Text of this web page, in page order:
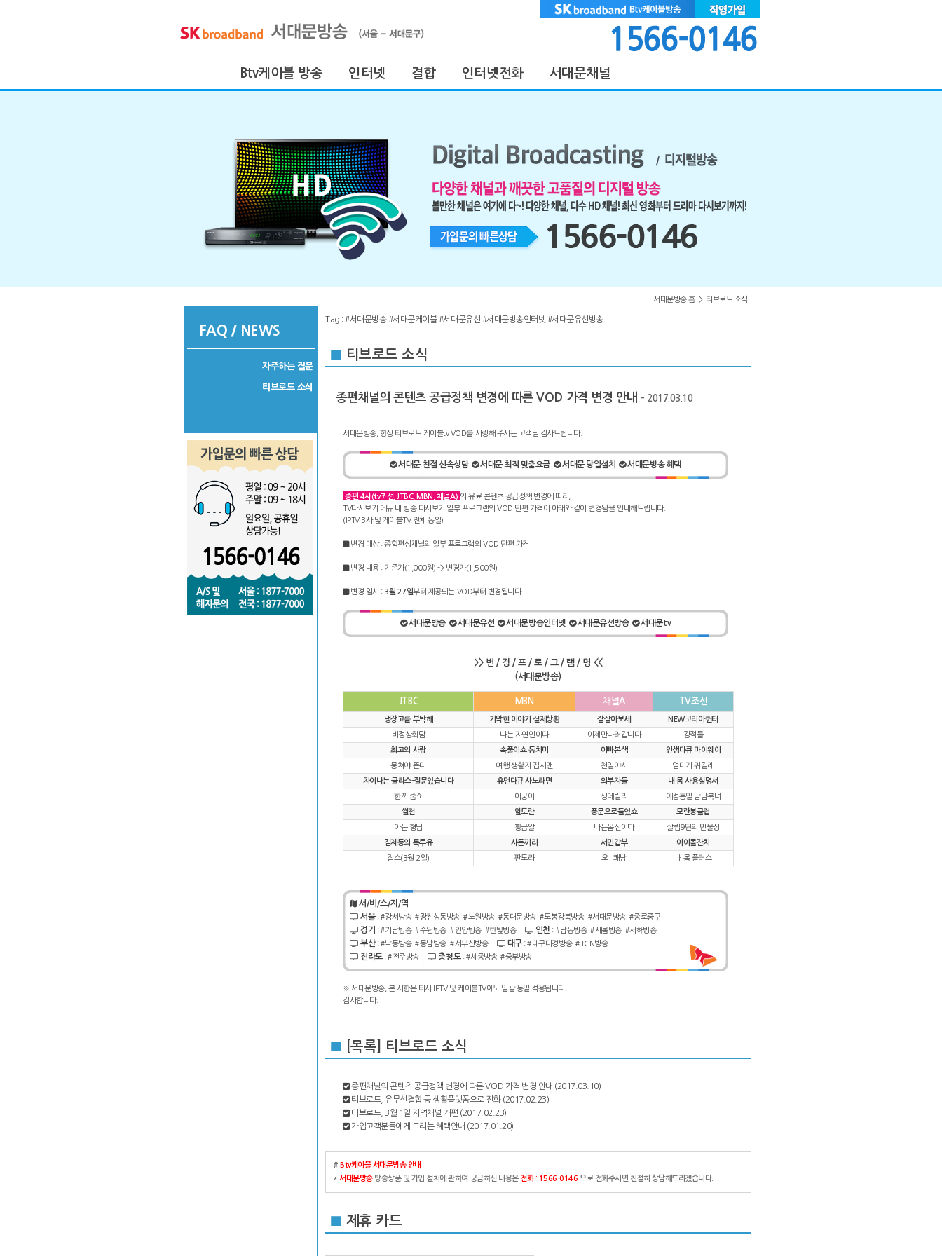
Btv케이블 방송 인터넷 결합 인터넷전화 서대문채널
서대문방송 홈> 티브로드 소식
FAQ / NEWS
자주하는 질문
티브로드 소식
Tag :#서대문방송 #서대문케이블 #서대문유선 #서대문방송인터넷 #서대문유선방송
■ 티브로드 소식
종편채널의 콘텐츠 공급정책 변경에 따른 VOD 가격 변경 안내 - 2017.03.10
서대문방송, 항상 티브로드 케이블tv VOD를 사랑해 주시는 고객님 감사드립니다.
서대문 친절 신속상담 서대문 최적 맞춤요금 서대문 당일설치 서대문방송 혜택
종편 4사(tv조선, JTBC, MBN, 채널A) 의 유료 콘텐츠 공급정책 변경에 따라,
TV다시보기 메뉴 내 방송 다시보기 일부 프로그램의 VOD 단편 가격이 아래와 같이 변경됨을 안내해드립니다.
(IPTV 3사 및 케이블TV 전체 동일)
변경 대상 : 종합편성채널의 일부 프로그램의 VOD 단편 가격
변경 내용 : 기존가(1,000원) -> 변경가(1,500원)
변경 일시 : 3월 27일부터 제공되는 VOD부터 변경됩니다.
서대문방송 서대문유선 서대문방송인터넷 서대문유선방송 서대문tv
>> 변 / 경 / 프 / 로 / 그 / 램 / 명 <<
(서대문방송)
JTBC MBN 채널A TV조선
냉장고를 부탁해 기막힌 이야기 실제상황 잘살아보세
NEW코리아헌터
비정상회담
나는 자연인이다 이제만나러갑니다
강적들
최고의 사랑
속풀이쇼 동치미 아빠본색
인생다큐 마이웨이
뭉쳐야 뜬다
여행 생활자 집시맨 천일야사
엄마가 뭐길래
차이나는 클라스-질문있습니다
휴먼다큐 사노라면 외부자들
내 몸 사용설명서
한끼 줍쇼
아궁이 싱데릴라
애정통일 남남북녀
썰전
알토란 풍문으로들었쇼
모란봉클럽
아는 형님
황금알 나는몸신이다
살림9단의 만물상
김제동의 톡투유
사돈끼리 서민갑부
아이돌잔치
잡스(3월 2일)
판도라 오! 쾌남 내 몸 플러스
서/비/스/지/역
서울:#강서방송 #광진성동방송 #노원방송 #동대문방송 #도봉강북방송 #서대문방송 #종로중구
경기 :#기남방송 #수원방송 #안양방송 #한빛방송 인천 : #남동방송 #새롬방송 #서해방송
부산:#낙동방송 #동남방송 #서부산방송 대구:#대구대경방송 #TCN방송
전라도:#전주방송 충청도:#세종방송 #중부방송
※ 서대문방송, 본 사항은 타사 IPTV 및 케이블TV에도 일괄 동일 적용됩니다.
감사합니다.
■ [목록] 티브로드 소식
종편채널의 콘텐츠 공급정책 변경에 따른 VOD 가격 변경 안내 (2017.03.10)
티브로드, 유무선결합 등 생활플랫폼으로 진화(2017.02.23)
티브로드, 3월 1일 지역채널 개편 (2017.02.23)
가입고객분들에게 드리는 혜택안내 (2017.01.20)
# Btv케이블 서대문방송 안내
*서대문방송방송상품 및 가입 설치에 관하여 궁금하신 내용은전화 : 1566-0146 으로 전화주시면 친절히 상담해드리겠습니다.
■ 제휴 카드